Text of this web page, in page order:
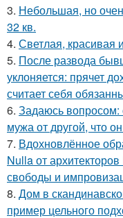
3. Небольшая, но
32 кв.
4. Светлая, красивая
5. После развода
уклоняется: прячет
считает себя
6. Задаюсь
мужа от другой, что
7. Вдохновлённое
Nulla от
свободы и
8. Дом в
пример цельного